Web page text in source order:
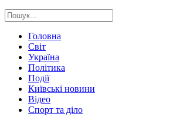
Головна
Світ
Україна
Політика
Події
Київські новини
Відео
Спорт та діло